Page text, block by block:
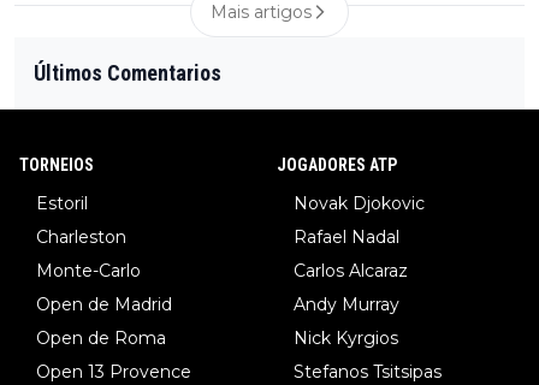
Mais artigos
Últimos Comentarios
TORNEIOS
Estoril
Charleston
Monte-Carlo
Open de Madrid
Open de Roma
Open 13 Provence
JOGADORES ATP
Novak Djokovic
Rafael Nadal
Carlos Alcaraz
Andy Murray
Nick Kyrgios
Stefanos Tsitsipas